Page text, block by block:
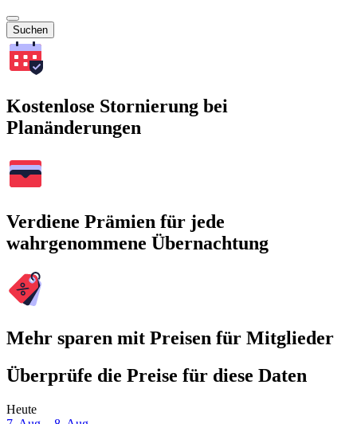
Suchen
Kostenlose Stornierung bei
Planänderungen
Verdiene Prämien für jede
wahrgenommene Übernachtung
Mehr sparen mit Preisen für Mitglieder
Überprüfe die Preise für diese Daten
Heute